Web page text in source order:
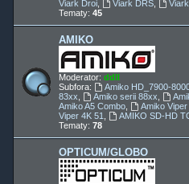
Viark Droi
Viark DRS,
Tematy: 45
AMIKO
Moderator: ddll
Subfora:
Amiko HD_7900-
83xx
Amiko serii 88xx
Amiko A5 Combo
Amiko
Viper 4K 51
AMIKO SD-HD
Tematy: 78
OPTICUM/GLOBO